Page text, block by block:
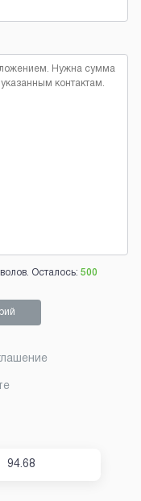
Осталось: 500
94.68